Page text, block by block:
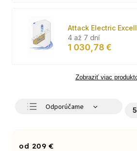
Attack Electric
4 až 7 dní
1 030,78 €
Zobraziť viac
Odporúčame
5
209 €